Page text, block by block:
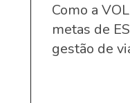
Como a
metas de
gestão de